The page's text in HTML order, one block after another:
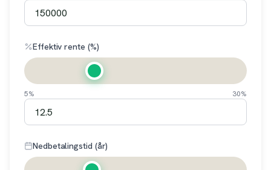
Effektiv rente (%)
5% 30%
Nedbetalingstid (år)